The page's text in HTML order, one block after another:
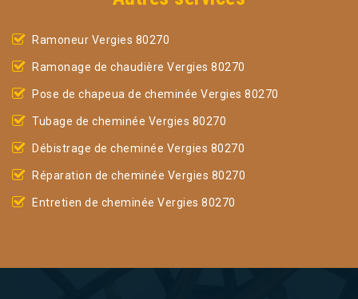
Ramoneur Vergies 80270
Ramonage de chaudière Vergies 80270
Pose de chapeua de cheminée Vergies 80270
Tubage de cheminée Vergies 80270
Débistrage de cheminée Vergies 80270
Réparation de cheminée Vergies 80270
Entretien de cheminée Vergies 80270